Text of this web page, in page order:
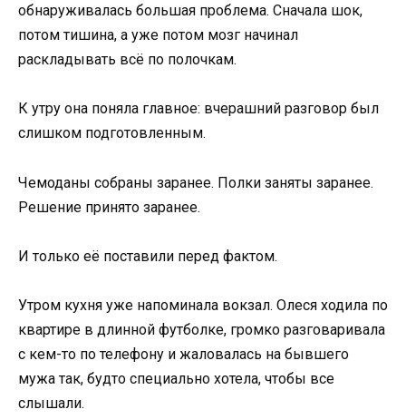
обнаруживалась большая проблема. Сначала шок,
потом тишина, а уже потом мозг начинал
раскладывать всё по полочкам.
К утру она поняла главное: вчерашний разговор был
слишком подготовленным.
Чемоданы собраны заранее. Полки заняты заранее.
Решение принято заранее.
И только её поставили перед фактом.
Утром кухня уже напоминала вокзал. Олеся ходила по
квартире в длинной футболке, громко разговаривала
с кем-то по телефону и жаловалась на бывшего
мужа так, будто специально хотела, чтобы все
слышали.